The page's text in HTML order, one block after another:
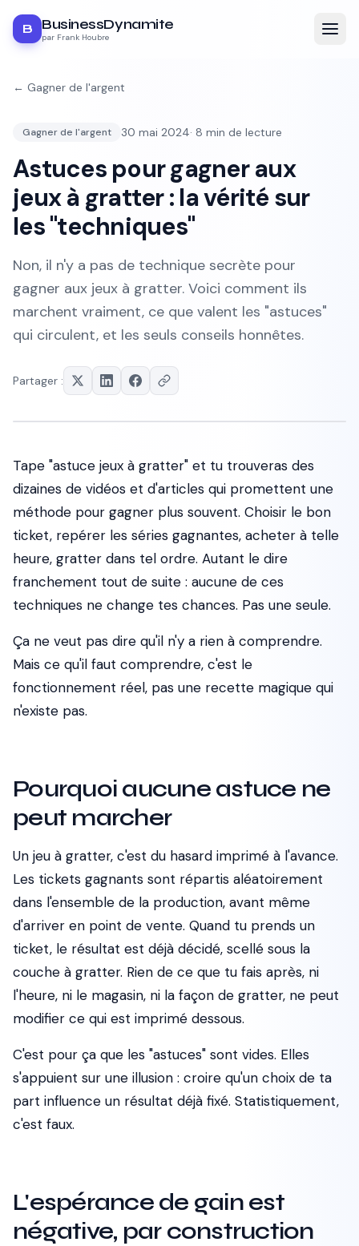
B BusinessDynamite
par Frank Houbre
← Gagner de l'argent
Gagner de l'argent 30 mai 2024· 8 min de lecture
Astuces pour gagner aux
jeux à gratter : la vérité sur
les "techniques"
Non, il n'y a pas de technique secrète pour
gagner aux jeux à gratter. Voici comment ils
marchent vraiment, ce que valent les "astuces"
qui circulent, et les seuls conseils honnêtes.
Partager :
Tape "astuce jeux à gratter" et tu trouveras des
dizaines de vidéos et d'articles qui promettent une
méthode pour gagner plus souvent. Choisir le bon
ticket, repérer les séries gagnantes, acheter à telle
heure, gratter dans tel ordre. Autant le dire
franchement tout de suite : aucune de ces
techniques ne change tes chances. Pas une seule.
Ça ne veut pas dire qu'il n'y a rien à comprendre.
Mais ce qu'il faut comprendre, c'est le
fonctionnement réel, pas une recette magique qui
n'existe pas.
Pourquoi aucune astuce ne
peut marcher
Un jeu à gratter, c'est du hasard imprimé à l'avance.
Les tickets gagnants sont répartis aléatoirement
dans l'ensemble de la production, avant même
d'arriver en point de vente. Quand tu prends un
ticket, le résultat est déjà décidé, scellé sous la
couche à gratter. Rien de ce que tu fais après, ni
l'heure, ni le magasin, ni la façon de gratter, ne peut
modifier ce qui est imprimé dessous.
C'est pour ça que les "astuces" sont vides. Elles
s'appuient sur une illusion : croire qu'un choix de ta
part influence un résultat déjà fixé. Statistiquement,
c'est faux.
L'espérance de gain est
négative, par construction